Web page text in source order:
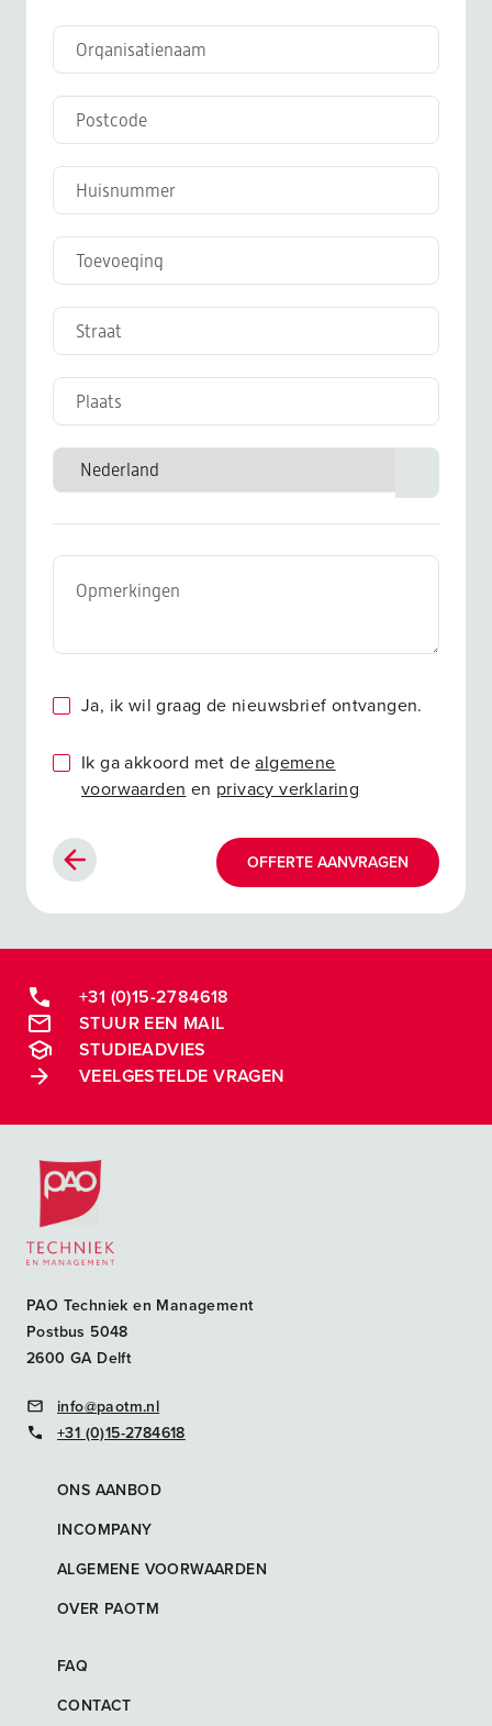
Ja, ik wil graag de nieuwsbrief ontvangen.
Ik ga akkoord met dealgemene
voorwaarden en privacy verklaring
OFFERTE AANVRAGEN
+31 (0)15-2784618
STUUR EEN MAIL
STUDIEADVIES
VEELGESTELDE VRAGEN
Postacademische cursussen, leergangen en opleidingen
PAO Techniek en Management
Postbus 5048
2600 GA Delft
info@paotm.nl
+31 (0)15-2784618
ONS AANBOD
INCOMPANY
ALGEMENE VOORWAARDEN
OVER PAOTM
FAQ
CONTACT